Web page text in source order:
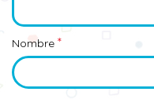
Nombre *